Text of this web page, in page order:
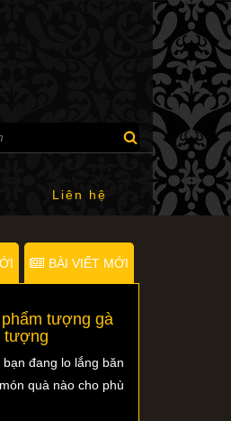
Liên hệ
BÀI VIẾT MỚI
tượng gà
tượng
đang lo lắng băn
quà nào cho phù